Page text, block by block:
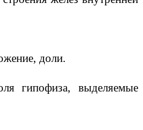
доли.
гипофиза, выделяемые